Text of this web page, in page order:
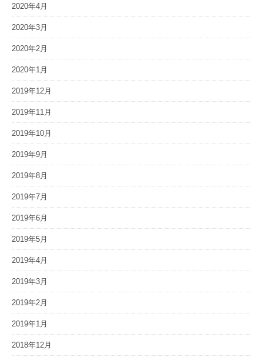
2020年4月
2020年3月
2020年2月
2020年1月
2019年12月
2019年11月
2019年10月
2019年9月
2019年8月
2019年7月
2019年6月
2019年5月
2019年4月
2019年3月
2019年2月
2019年1月
2018年12月